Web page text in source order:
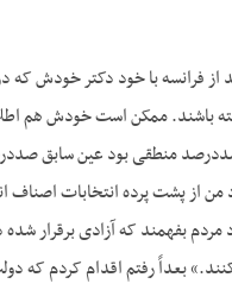
از فرانسه با خود دکتر خودش
باشند. ممکن است خودش هم
منطقی بود عین سابق
از پشت پرده انتخابات
مردم بفهمند که آزادی
بعداً رفتم اقدام کردم